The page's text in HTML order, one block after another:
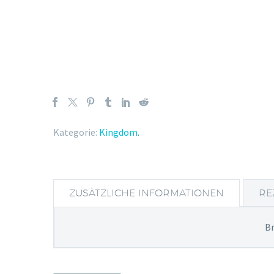
Kategorie: Kingdom.
ZUSÄTZLICHE INFORMATIONEN